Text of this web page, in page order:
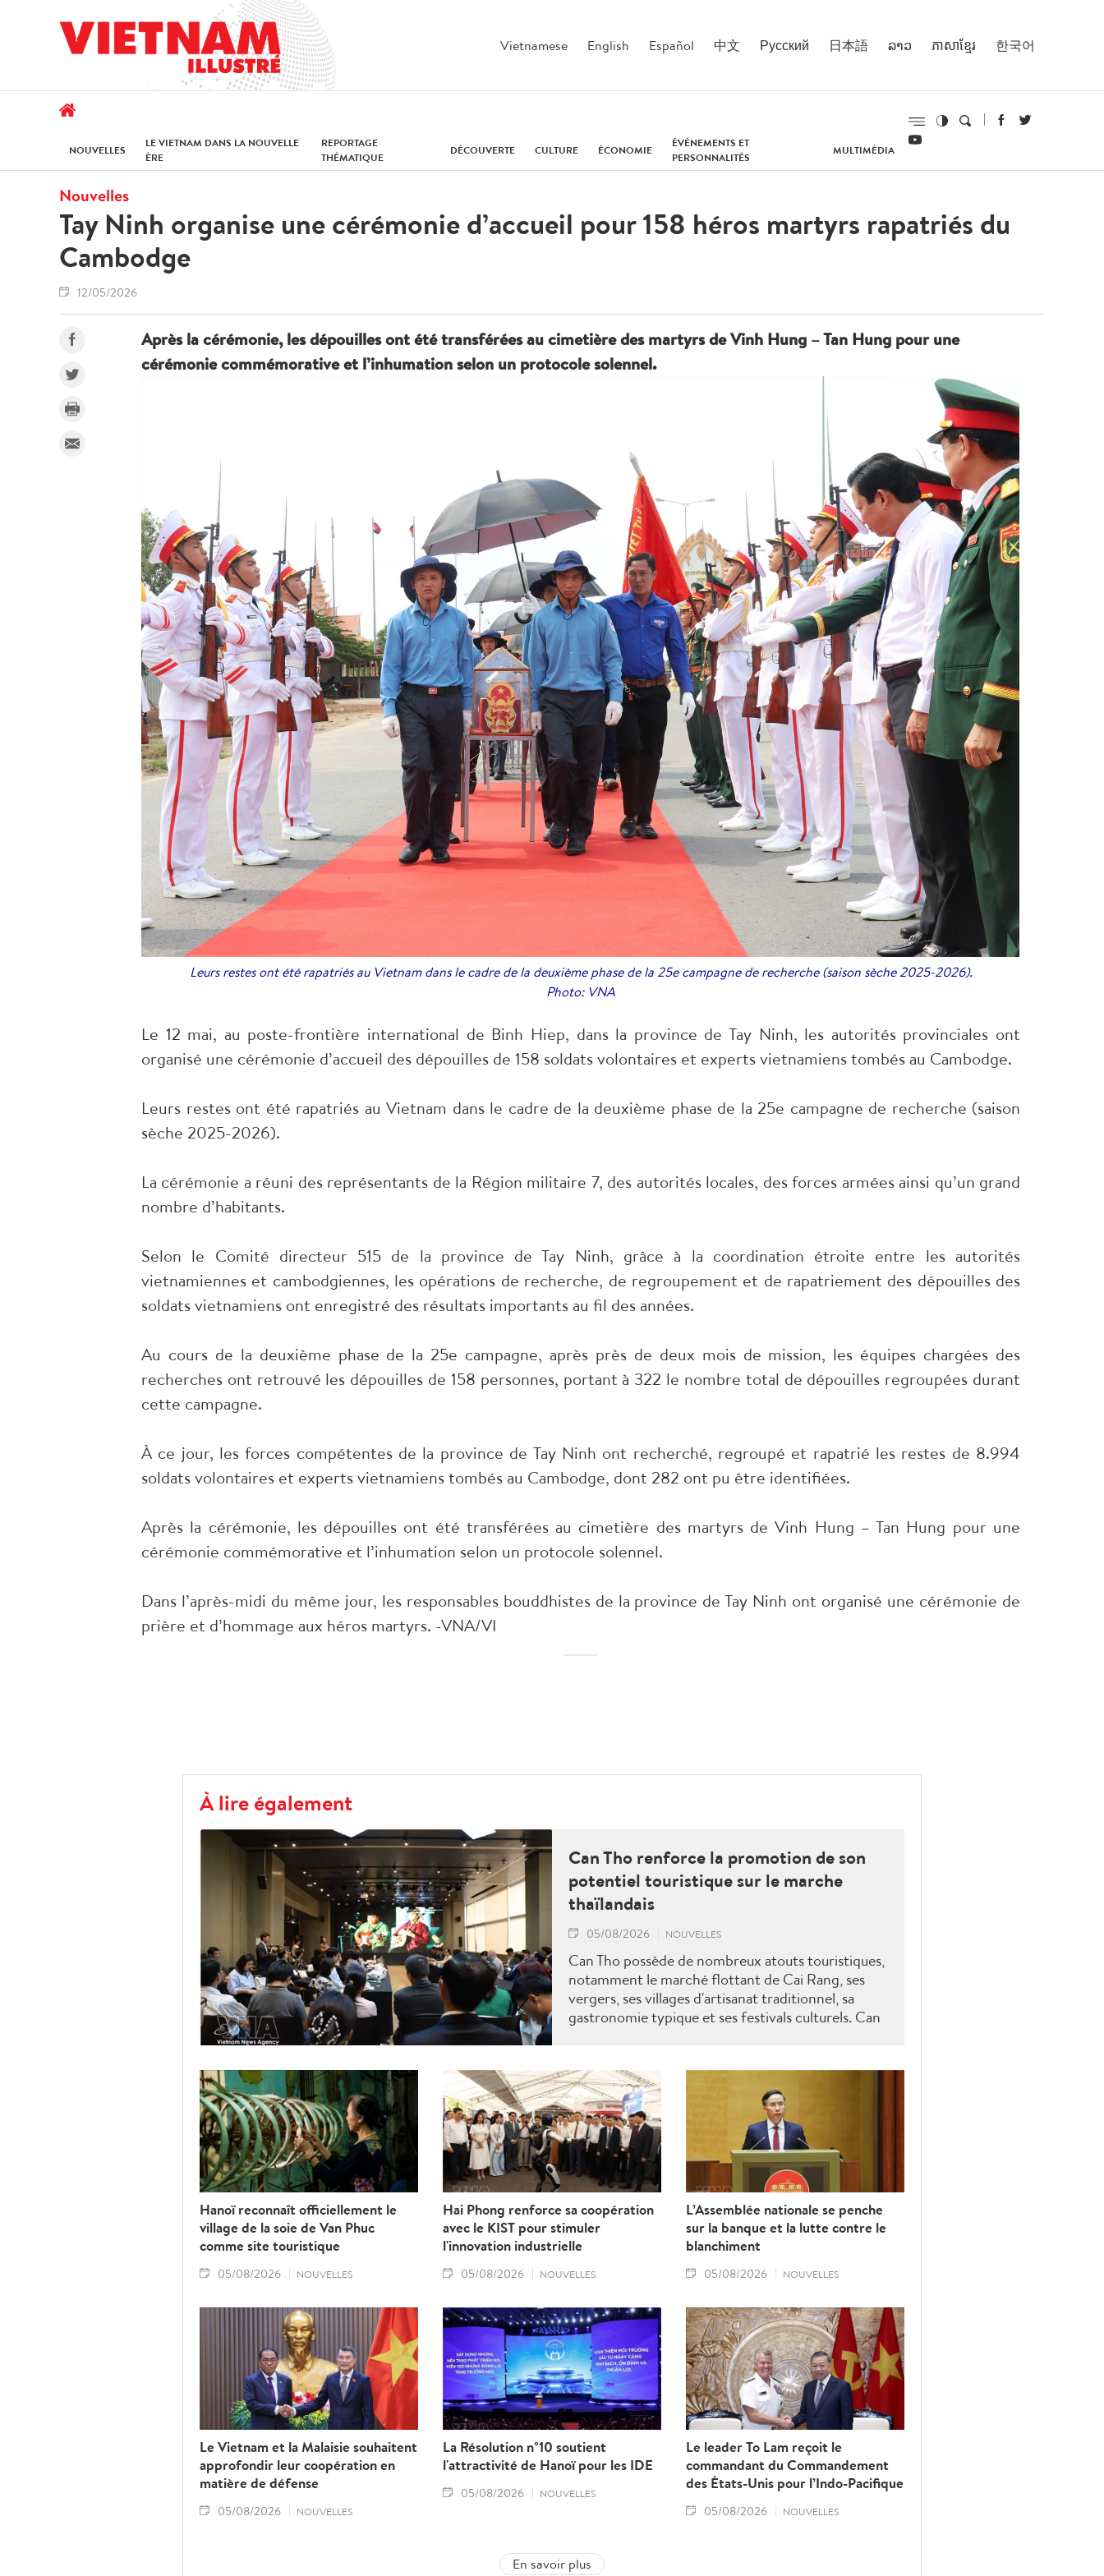
Vietnamese English Español 中文 Русский 日本語 ລາວ ភាសាខ្មែរ 한국어
NOUVELLES
LE VIETNAM DANS LA NOUVELLE
ÈRE
REPORTAGE
THÉMATIQUE
DÉCOUVERTE CULTURE ÉCONOMIE
ÉVÉNEMENTS ET
PERSONNALITÉS
MULTIMÉDIA
Nouvelles
Tay Ninh organise une cérémonie d’accueil pour 158 héros martyrs rapatriés du
Cambodge
12/05/2026
Après la cérémonie, les dépouilles ont été transférées au cimetière des martyrs de Vinh Hung – Tan Hung pour une
cérémonie commémorative et l’inhumation selon un protocole solennel.
Leurs restes ont été rapatriés au Vietnam dans le cadre de la deuxième phase de la 25e campagne de recherche (saison sèche 2025-2026).
Photo: VNA
Le 12 mai, au poste-frontière international de Binh Hiep, dans la province de Tay Ninh, les autorités provinciales ont
organisé une cérémonie d’accueil des dépouilles de 158 soldats volontaires et experts vietnamiens tombés au Cambodge.
Leurs restes ont été rapatriés au Vietnam dans le cadre de la deuxième phase de la 25e campagne de recherche (saison
sèche 2025-2026).
La cérémonie a réuni des représentants de la Région militaire 7, des autorités locales, des forces armées ainsi qu’un grand
nombre d’habitants.
Selon le Comité directeur 515 de la province de Tay Ninh, grâce à la coordination étroite entre les autorités
vietnamiennes et cambodgiennes, les opérations de recherche, de regroupement et de rapatriement des dépouilles des
soldats vietnamiens ont enregistré des résultats importants au fil des années.
Au cours de la deuxième phase de la 25e campagne, après près de deux mois de mission, les équipes chargées des
recherches ont retrouvé les dépouilles de 158 personnes, portant à 322 le nombre total de dépouilles regroupées durant
cette campagne.
À ce jour, les forces compétentes de la province de Tay Ninh ont recherché, regroupé et rapatrié les restes de 8.994
soldats volontaires et experts vietnamiens tombés au Cambodge, dont 282 ont pu être identifiées.
Après la cérémonie, les dépouilles ont été transférées au cimetière des martyrs de Vinh Hung – Tan Hung pour une
cérémonie commémorative et l’inhumation selon un protocole solennel.
Dans l’après-midi du même jour, les responsables bouddhistes de la province de Tay Ninh ont organisé une cérémonie de
prière et d’hommage aux héros martyrs. -VNA/VI
À lire également
Can Tho renforce la promotion de son
potentiel touristique sur le marche
thaïlandais
05/08/2026 NOUVELLES
Can Tho possède de nombreux atouts touristiques,
notamment le marché flottant de Cai Rang, ses
vergers, ses villages d'artisanat traditionnel, sa
gastronomie typique et ses festivals culturels. Can
tourisme écologique, le tourisme de villégiature, le
tourisme culturel et spirituel, ainsi que le tourisme
MICE.
Hanoï reconnaît officiellement le
village de la soie de Van Phuc
comme site touristique
05/08/2026 NOUVELLES
Hai Phong renforce sa coopération
avec le KIST pour stimuler
l'innovation industrielle
05/08/2026 NOUVELLES
L’Assemblée nationale se penche
sur la banque et la lutte contre le
blanchiment
05/08/2026 NOUVELLES
Le Vietnam et la Malaisie souhaitent
approfondir leur coopération en
matière de défense
05/08/2026 NOUVELLES
La Résolution n°10 soutient
l'attractivité de Hanoï pour les IDE
05/08/2026 NOUVELLES
Le leader To Lam reçoit le
commandant du Commandement
des États-Unis pour l’Indo-Pacifique
05/08/2026 NOUVELLES
En savoir plus